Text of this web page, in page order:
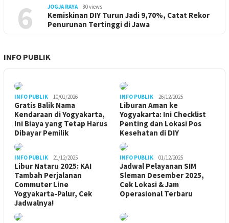
6 JOGJA RAYA 80 views
Kemiskinan DIY Turun Jadi 9,70%, Catat Rekor
Penurunan Tertinggi di Jawa
INFO PUBLIK
INFO PUBLIK 10/01/2026
Gratis Balik Nama
Kendaraan di Yogyakarta,
Ini Biaya yang Tetap Harus
Dibayar Pemilik
INFO PUBLIK 26/12/2025
Liburan Aman ke
Yogyakarta: Ini Checklist
Penting dan Lokasi Pos
Kesehatan di DIY
INFO PUBLIK 21/12/2025
Libur Nataru 2025: KAI
Tambah Perjalanan
Commuter Line
Yogyakarta-Palur, Cek
Jadwalnya!
INFO PUBLIK 01/12/2025
Jadwal Pelayanan SIM
Sleman Desember 2025,
Cek Lokasi & Jam
Operasional Terbaru